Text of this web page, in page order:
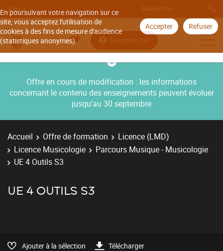
En poursuivant votre navigation sur ce
site, vous acceptez l'utilisation de
cookies à des fins de mesure d'audience
(statistiques anonymes).
Accepter Refuser
Aller à
Se connecter
Offre en cours de modification : les informations
concernant le contenu des enseignements peuvent évoluer
jusqu’au 30 septembre
Accueil Offre de formation
Licence (LMD)
Licence Musicologie
Parcours Musique - Musicologie
UE 4 Outils S3
UE 4 OUTILS S3
Ajouter à la sélection Télécharger